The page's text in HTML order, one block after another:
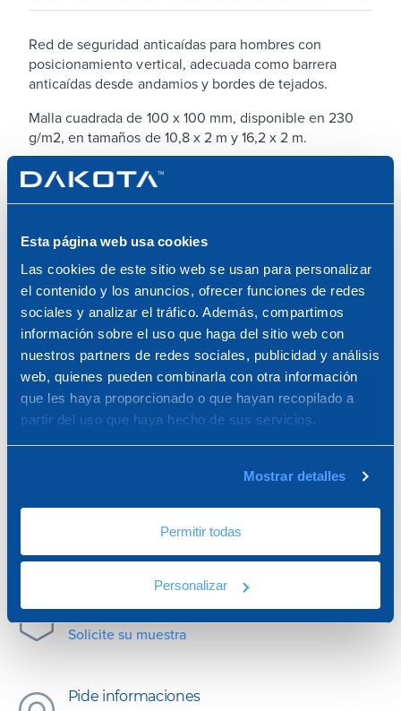
Esta página web usa cookies
Las cookies de este sitio web se usan para personalizar
el contenido y los anuncios, ofrecer funciones de redes
sociales y analizar el tráfico. Además, compartimos
información sobre el uso que haga del sitio web con
nuestros partners de redes sociales, publicidad y análisis
web, quienes pueden combinarla con otra información
que les haya proporcionado o que hayan recopilado a
partir del uso que haya hecho de sus servicios.
Mostrar detalles
Permitir todas
Personalizar
Red de seguridad anticaídas para hombres con
posicionamiento vertical, adecuada como barrera
anticaídas desde andamios y bordes de tejados.
Malla cuadrada de 100 x 100 mm, disponible en 230
g/m2, en tamaños de 10,8 x 2 m y 16,2 x 2 m.
Se suministra plegada y atada individualmente.
Red de PP (polipropileno)
Cinta de PS (poliéster)
UTILIZACIÓN
Malla utilizada como barrera de protección contra
caídas desde andamios y bordes de tejados.
Las cintas están equipadas con una hebilla
¿NECESITA ASISTENCIA
PARA EL PRODUCTO?
Solicite una muestra o póngase en contacto con
nosotros para cualquier necesidad.
Muestra de producto
Solicite su muestra
Pide informaciones